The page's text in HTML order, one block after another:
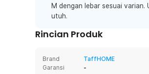
Toko
Pick n Go
M dengan lebar sesuai varian.
utuh.
Rincian Produk
Brand
TaffHOME
Garansi
-